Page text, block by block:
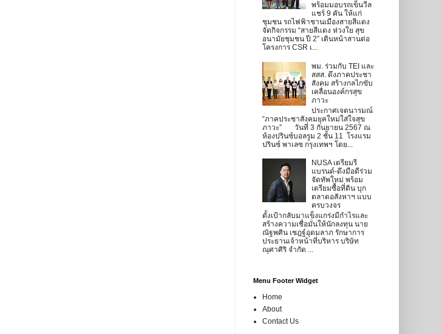
พร้อมมอบรถเข็นวีล
แชร์ 9 คัน ให้แก่
ชุมชน รถไฟฟ้าชานเมืองสายสีแดง
จัดกิจกรรม “สายสีแดง ห่วงใย สุข
อนามัยชุมชน ปี 2” เดินหน้าสานต่อ
โครงการ CSR เ...
พม. ร่วมกับ TEI และ
สสส. ดึงภาคประชา
สังคม สร้างกลไกขับ
เคลื่อนองค์กรสุข
ภาวะ
ประกาศเจตนารมณ์
“ภาคประชาสังคมยุคใหม่ใส่ใจสุข
ภาวะ” วันที่ 3 กันยายน 2567 ณ
ห้องปรินซ์บอลรูม 2 ชั้น 11 โรงแรม
ปรินซ์ พาเลซ กรุงเทพฯ โดย...
NUSA เตรียมรี
แบรนด์-ดึงมือดีร่วม
จัดทัพใหม่ พร้อม
เตรียมซื้อที่ดิน บุก
ตลาดอสังหาฯ แบบ
ครบวงจร
ตั้งเป้ากลับมาแข็งแกร่งมีกำไรและ
สร้างความเชื่อมั่นให้นักลงทุน นาย
ณัฐพศิน เชฎฐ์อุดมลาภ รักษาการ
ประธานเจ้าหน้าที่บริหาร บริษัท
ณุศาศิริ จำกัด ...
Menu Footer Widget
Home
About
Contact Us